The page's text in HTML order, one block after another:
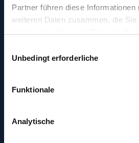
Partner führen diese
weiteren Daten zusammen, die Sie
Unbedingt erforderliche
Funktionale
Analytische
Der Uhrmacher flüchtete
geblieben war.